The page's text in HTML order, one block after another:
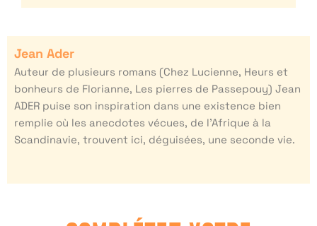
Jean Ader
Auteur de plusieurs romans (Chez Lucienne, Heurs et
bonheurs de Florianne, Les pierres de Passepouy) Jean
ADER puise son inspiration dans une existence bien
remplie où les anecdotes vécues, de l’Afrique à la
Scandinavie, trouvent ici, déguisées, une seconde vie.